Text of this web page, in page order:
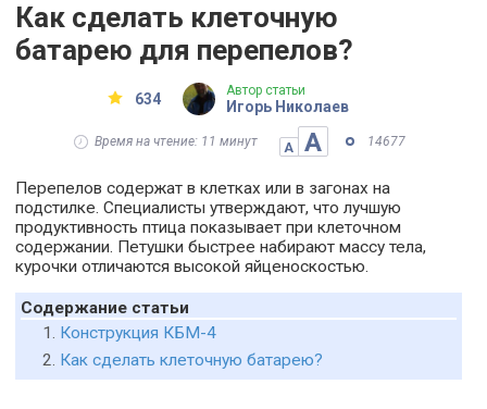
Как сделать клеточную
батарею для перепелов?
634 Автор статьи
Игорь Николаев
Время на чтение: 11 минут А А 14677
Перепелов содержат в клетках или в загонах на
подстилке. Специалисты утверждают, что лучшую
продуктивность птица показывает при клеточном
содержании. Петушки быстрее набирают массу тела,
курочки отличаются высокой яйценоскостью.
Содержание статьи
Конструкция КБМ-4
Как сделать клеточную батарею?